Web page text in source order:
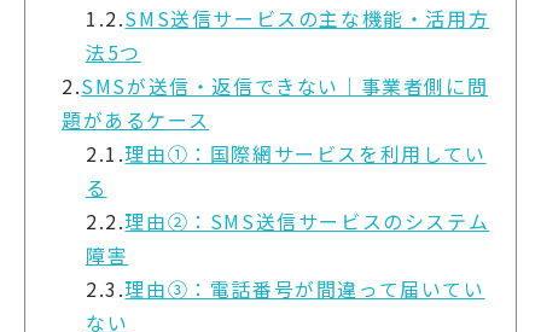
1.2.SMS送信サービスの主な機能・活用方
法5つ
2.SMSが送信・返信できない｜事業者側に問
題があるケース
2.1.理由①：国際網サービスを利用してい
る
2.2.理由②：SMS送信サービスのシステム
障害
2.3.理由③：電話番号が間違って届いてい
ない